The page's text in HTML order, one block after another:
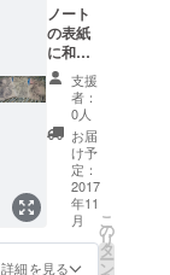
も輝いてい
ノート
の表紙
に和柄
の絵を
墨で描
いて送
ります
支援
者：
0人
お届
け予
定：
2017
年11
月
詳細を見る
こ
の
リ
タ
ー
ン